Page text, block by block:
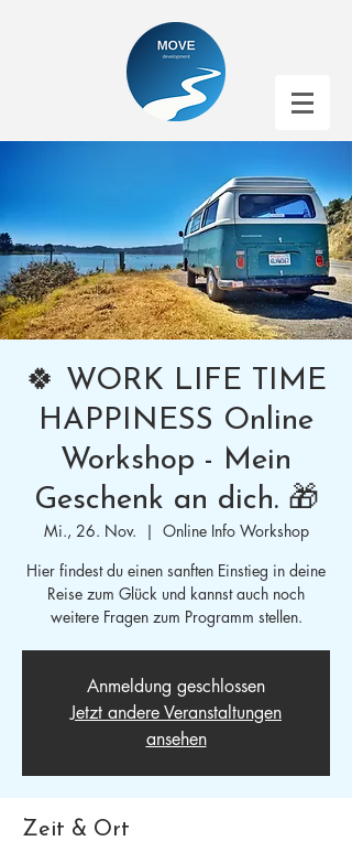
🍀 WORK LIFE TIME
HAPPINESS Online
Workshop - Mein
Geschenk an dich. 🎁
Mi., 26. Nov.
  |
Online Info Workshop
Hier findest du einen sanften Einstieg in deine
Reise zum Glück und kannst auch noch
weitere Fragen zum Programm stellen.
Anmeldung geschlossen
Jetzt andere Veranstaltungen
ansehen
Zeit & Ort